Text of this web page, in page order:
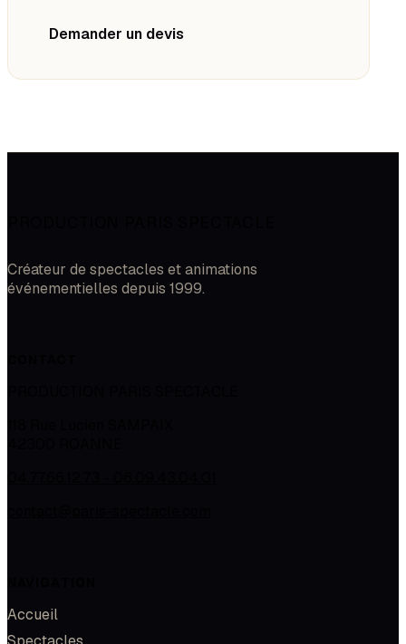
Demander un devis
Créateur de spectacles et animations
événementielles depuis 1999.
Accueil